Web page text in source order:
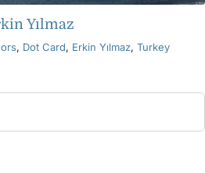
Yılmaz
, Dot Card, Erkin Yılmaz, Turkey